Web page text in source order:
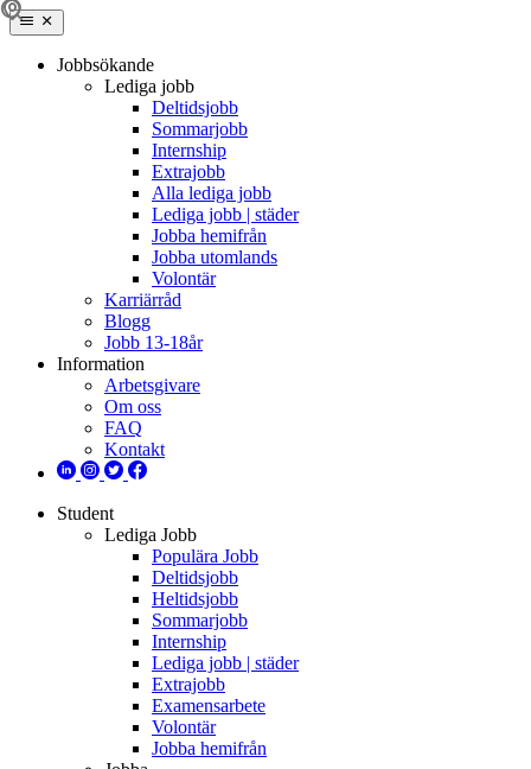
Jobbsökande
Lediga jobb
Deltidsjobb
Sommarjobb
Internship
Extrajobb
Alla lediga jobb
Lediga jobb | städer
Jobba hemifrån
Jobba utomlands
Volontär
Karriärråd
Blogg
Jobb 13-18år
Information
Arbetsgivare
Om oss
FAQ
Kontakt
Student
Lediga Jobb
Populära Jobb
Deltidsjobb
Heltidsjobb
Sommarjobb
Internship
Lediga jobb | städer
Extrajobb
Examensarbete
Volontär
Jobba hemifrån